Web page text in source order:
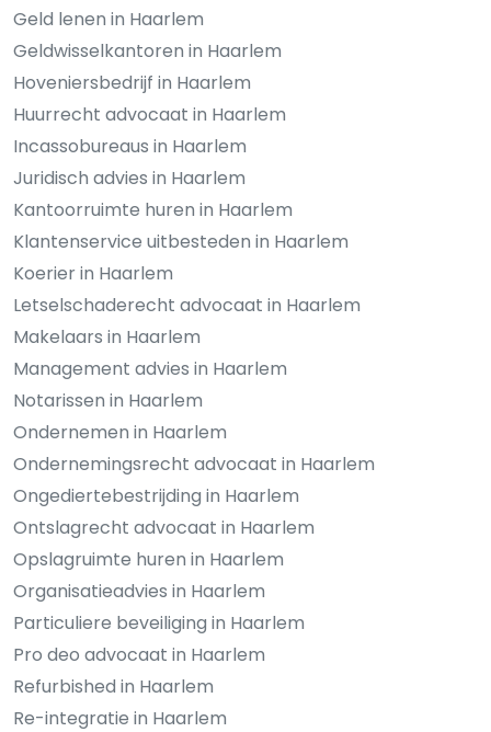
Geld lenen in Haarlem
Geldwisselkantoren in Haarlem
Hoveniersbedrijf in Haarlem
Huurrecht advocaat in Haarlem
Incassobureaus in Haarlem
Juridisch advies in Haarlem
Kantoorruimte huren in Haarlem
Klantenservice uitbesteden in Haarlem
Koerier in Haarlem
Letselschaderecht advocaat in Haarlem
Makelaars in Haarlem
Management advies in Haarlem
Notarissen in Haarlem
Ondernemen in Haarlem
Ondernemingsrecht advocaat in Haarlem
Ongediertebestrijding in Haarlem
Ontslagrecht advocaat in Haarlem
Opslagruimte huren in Haarlem
Organisatieadvies in Haarlem
Particuliere beveiliging in Haarlem
Pro deo advocaat in Haarlem
Refurbished in Haarlem
Re-integratie in Haarlem